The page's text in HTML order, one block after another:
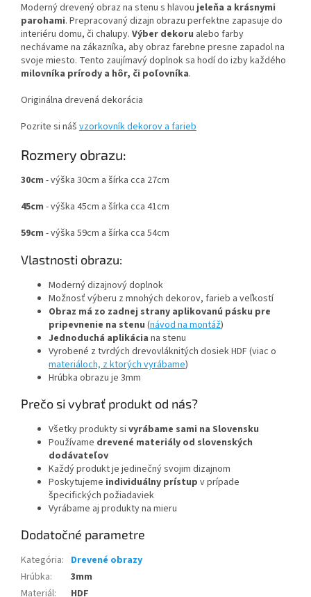
Moderný drevený obraz na stenu s hlavoujeleňa a krásnymi
parohami. Prepracovaný dizajn obrazu perfektne zapasuje do
interiéru domu, či chalupy. Výber dekoru alebo farby
nechávame na zákazníka, aby obraz farebne presne zapadol na
svoje miesto. Tento zaujímavý doplnok sa hodí do izby každého
milovníka prírody a hôr, či poľovníka.
Originálna drevená dekorácia
Pozrite si náš vzorkovník dekorov a farieb
Rozmery obrazu:
30cm - výška 30cm a šírka cca 27cm
45cm - výška 45cm a šírka cca 41cm
59cm - výška 59cm a šírka cca 54cm
Vlastnosti obrazu:
Moderný dizajnový doplnok
Možnosť výberu z mnohých dekorov, farieb a veľkostí
Obraz má zo zadnej strany aplikovanú pásku pre
pripevnenie na stenu (návod na montáž)
Jednoduchá aplikácia na stenu
Vyrobené z tvrdých drevovláknitých dosiek HDF (viac o
materiáloch, z ktorých vyrábame)
Hrúbka obrazu je 3mm
Prečo si vybrať produkt od nás?
Všetky produkty si vyrábame sami na Slovensku
Používame drevené materiály od slovenských
dodávateľov
Každý produkt je jedinečný svojim dizajnom
Poskytujeme individuálny prístup v prípade
špecifických požiadaviek
Vyrábame aj produkty na mieru
Dodatočné parametre
Kategória: Drevené obrazy
Hrúbka:
3mm
Materiál: HDF